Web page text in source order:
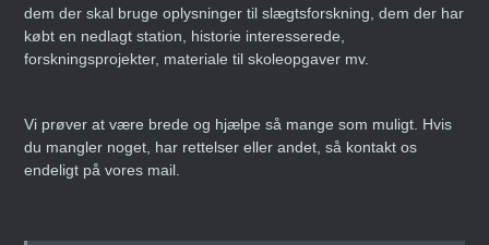
dem der skal bruge oplysninger til slægtsforskning, dem der har
købt en nedlagt station, historie interesserede,
forskningsprojekter, materiale til skoleopgaver mv.
Vi prøver at være brede og hjælpe så mange som muligt. Hvis
du mangler noget, har rettelser eller andet, så kontakt os
endeligt på vores mail.